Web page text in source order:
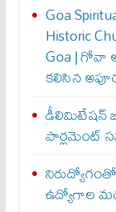
Goa
Historic
Goa | గోవా
కలిసిన
డీలిమిటేషన్
పార్లమెంట్
ఉద్యోగాల